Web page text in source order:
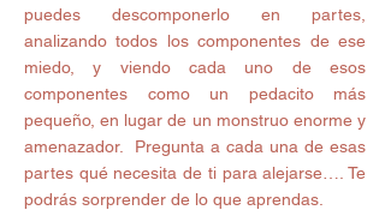
puedes descomponerlo en partes,
analizando todos los componentes de ese
miedo, y viendo cada uno de esos
componentes como un pedacito más
pequeño, en lugar de un monstruo enorme y
amenazador.  Pregunta a cada una de esas
partes qué necesita de ti para alejarse…. Te
podrás sorprender de lo que aprendas.